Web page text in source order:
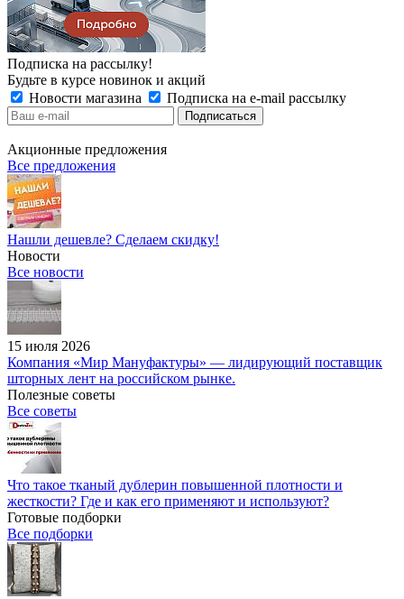
Подписка на рассылку!
Будьте в курсе новинок и акций
Новости магазина
Подписка на e-mail рассылку
Акционные предложения
Все предложения
Нашли дешевле? Сделаем скидку!
Новости
Все новости
15 июля 2026
Компания «Мир Мануфактуры» — лидирующий поставщик
шторных лент на российском рынке.
Полезные советы
Все советы
Что такое тканый дублерин повышенной плотности и
жесткости? Где и как его применяют и используют?
Готовые подборки
Все подборки